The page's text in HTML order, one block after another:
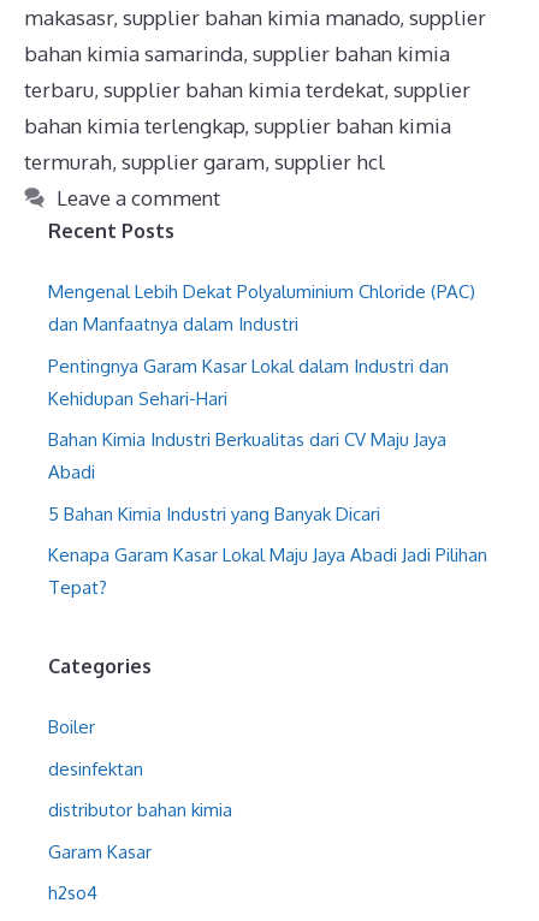
makasasr, supplier bahan kimia manado, supplier
bahan kimia samarinda, supplier bahan kimia
terbaru, supplier bahan kimia terdekat, supplier
bahan kimia terlengkap, supplier bahan kimia
termurah, supplier garam, supplier hcl
Leave a comment
Recent Posts
Mengenal Lebih Dekat Polyaluminium Chloride (PAC)
dan Manfaatnya dalam Industri
Pentingnya Garam Kasar Lokal dalam Industri dan
Kehidupan Sehari-Hari
Bahan Kimia Industri Berkualitas dari CV Maju Jaya
Abadi
5 Bahan Kimia Industri yang Banyak Dicari
Kenapa Garam Kasar Lokal Maju Jaya Abadi Jadi Pilihan
Tepat?
Categories
Boiler
desinfektan
distributor bahan kimia
Garam Kasar
h2so4